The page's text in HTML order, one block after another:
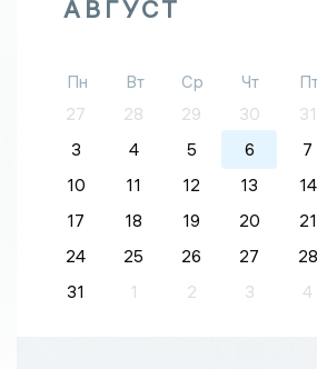
АВГУСТ
Пн Вт Ср Чт
27
28 29 30 31
3
4 5 6 7
10
11 12 13 14
17
18 19 20 21
24
25 26 27 28
31
1 2 3 4